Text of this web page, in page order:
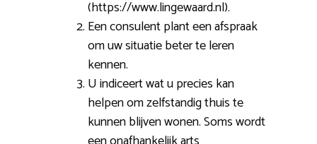
(https://www.lingewaard.nl).
Een consulent plant een afspraak
om uw situatie beter te leren
kennen.
U indiceert wat u precies kan
helpen om zelfstandig thuis te
kunnen blijven wonen. Soms wordt